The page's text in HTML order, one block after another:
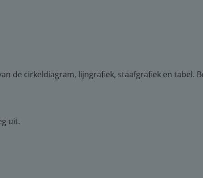
de cirkeldiagram, lijngrafiek, staafgrafiek en tabel.
uit.